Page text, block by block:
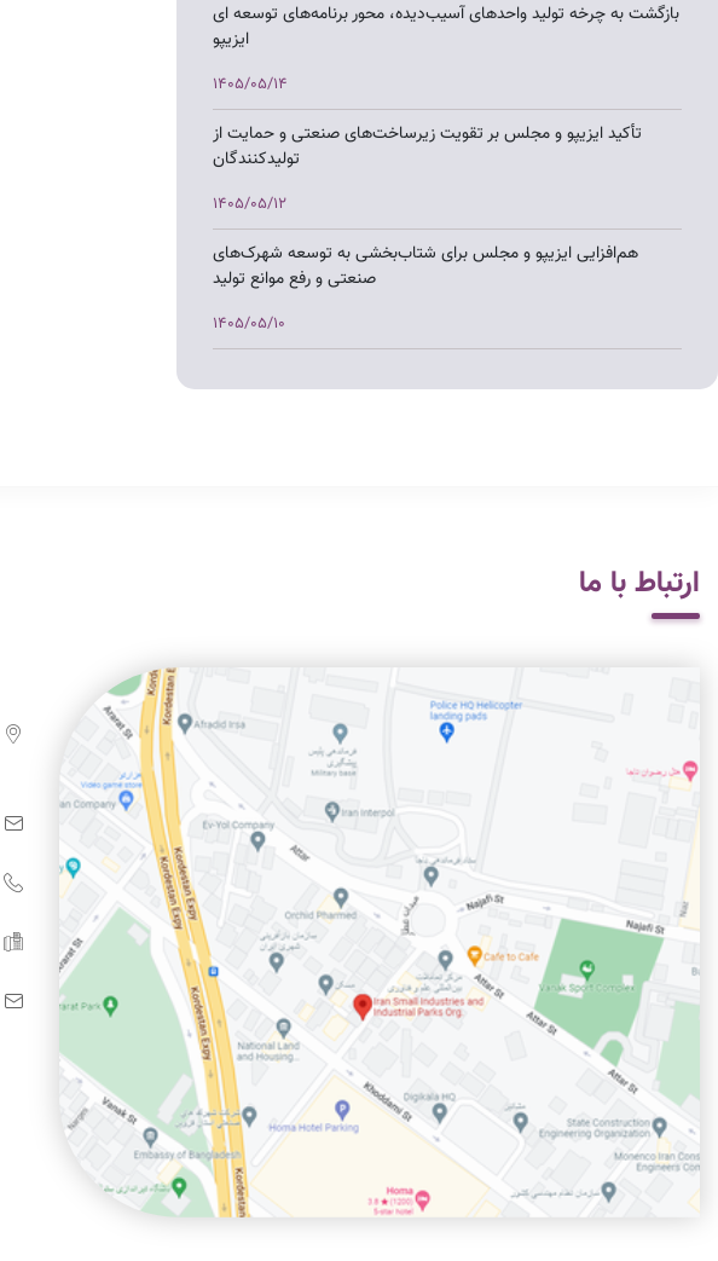
بازگشت به چرخه تولید واحدهای آسیب‌دیده، محور برنامه‌های توسعه ای
ایزیپو
1405/05/14
تأکید ایزیپو و مجلس بر تقویت زیرساخت‌های صنعتی و حمایت از
تولیدکنندگان
1405/05/12
هم‌افزایی ایزیپو و مجلس برای شتاب‌بخشی به توسعه شهرک‌های
صنعتی و رفع موانع تولید
1405/05/10
بازدید معاون وزیر صمت از شهرک صنعتی در حال تأسیس مس ورزقان
بازدید معاون وزیر صمت با همراهی نماینده مجلس از واحدهای تولیدی
در شهرک صنعتی اهر و پیگیری مشکلات صنعتگران
1405/05/07
افتتاح کارخانه شیمی گستر آرمند (آلکو) در شهرک صنعتی بیلوردی
ارتباط با ما